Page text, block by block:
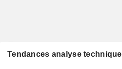
Tendances analyse technique